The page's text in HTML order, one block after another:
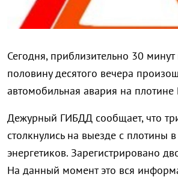
Сегодня, приблизительно 30 минут
половину десятого вечера
автомобильная авария на плотине
Дежурный ГИБДД сообщает, что
столкнулись на выезде с плотины
энергетиков. Зарегистрировано
На данный момент это вся